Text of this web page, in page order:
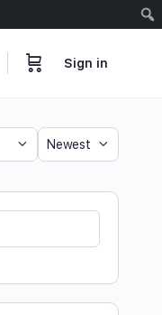
Sign in
Sort